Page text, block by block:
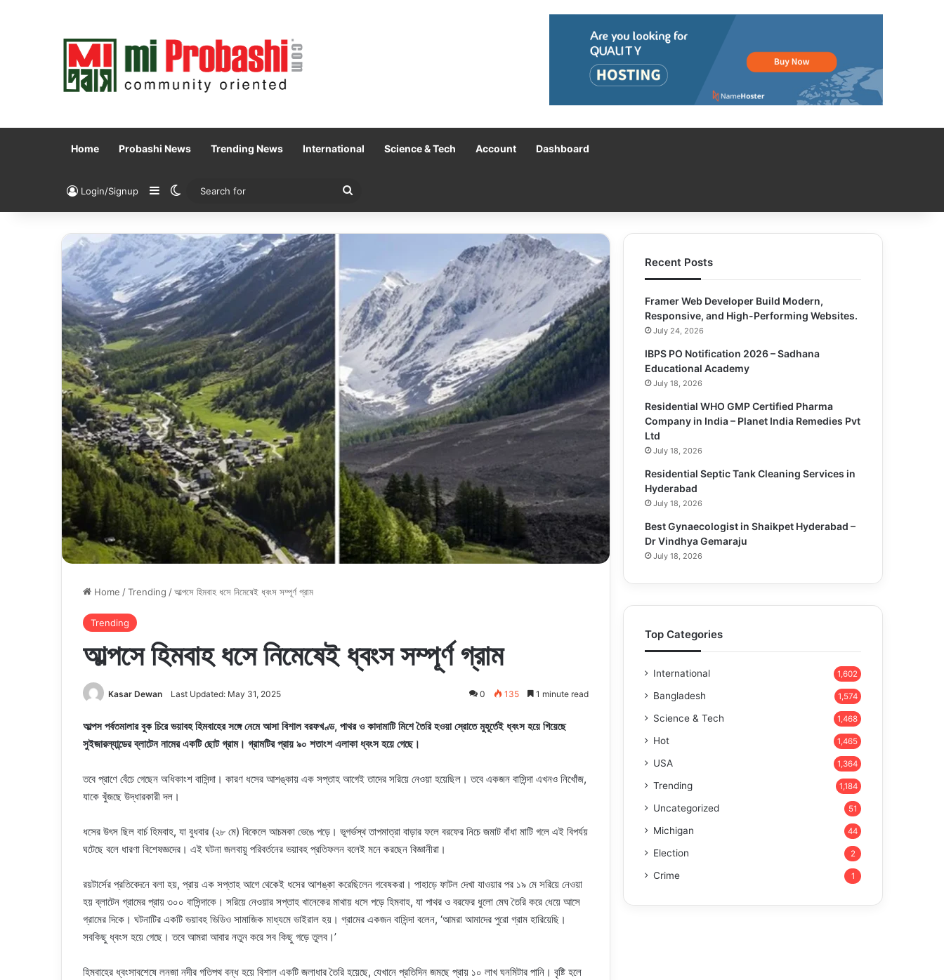
Home Probashi News Trending News International Science & Tech Account Dashboard
Login/Signup SidebarSwitch skin
Search
for
Home /Trending /আল্পসে হিমবাহ ধসে নিমেষেই ধ্বংস সম্পূর্ণ গ্রাম
Trending
আল্পসে হিমবাহ ধসে নিমেষেই ধ্বংস সম্পূর্ণ গ্রাম
Kasar Dewan Last Updated: May 31, 2025 0 135 1 minute read
আল্পস পর্বতমালার বুক চিরে ভয়াবহ হিমবাহের সঙ্গে নেমে আসা বিশাল বরফখণ্ড, পাথর ও কাদামাটি মিশে তৈরি হওয়া স্রোতে মুহূর্তেই ধ্বংস হয়ে গিয়েছে
সুইজারল্যান্ডের ব্লাটেন নামের একটি ছোট গ্রাম। গ্রামটির প্রায় ৯০ শতাংশ এলাকা ধ্বংস হয়ে গেছে।
তবে প্রাণে বেঁচে গেছেন অধিকাংশ বাসিন্দা। কারণ ধসের আশঙ্কায় এক সপ্তাহ আগেই তাদের সরিয়ে নেওয়া হয়েছিল। তবে একজন বাসিন্দা এখনও নিখোঁজ,
যাকে খুঁজছে উদ্ধারকারী দল।
ধসের উৎস ছিল বার্চ হিমবাহ, যা বুধবার (২৮ মে) বিকেলে আচমকা ভেঙে পড়ে। ভূগর্ভস্থ তাপমাত্রা বাড়ার ফলে বরফের নিচে জমাট বাঁধা মাটি গলে এই বিপর্যয়
ঘটেছে বলে ধারণা বিশেষজ্ঞদের। এই ঘটনা জলবায়ু পরিবর্তনের ভয়াবহ প্রতিফলন বলেই মনে করছেন বিজ্ঞানীরা।
রয়টার্সের প্রতিবেদনে বলা হয়, প্রায় এক সপ্তাহ আগে থেকেই ধসের আশঙ্কা করেছিলেন গবেষকরা। পাহাড়ে ফাটল দেখা যাওয়ার পর ১৯ মে সরিয়ে নেওয়া
হয় ব্লাটেন গ্রামের প্রায় ৩০০ বাসিন্দাকে। সরিয়ে নেওয়ার সপ্তাহ খানেকের মাথায় ধসে পড়ে হিমবাহ, যা পাথর ও বরফের ধুলো মেঘ তৈরি করে ধেয়ে আসে
গ্রামের দিকে। ঘটনাটির একটি ভয়াবহ ভিডিও সামাজিক মাধ্যমে ভাইরাল হয়। গ্রামের একজন বাসিন্দা বলেন, ‘আমরা আমাদের পুরো গ্রাম হারিয়েছি।
সবকিছু ধ্বংস হয়ে গেছে। তবে আমরা আবার নতুন করে সব কিছু গড়ে তুলব।’
হিমবাহের ধ্বংসাবশেষে লনজা নদীর গতিপথ বন্ধ হয়ে বিশাল একটি জলাধার তৈরি হয়েছে, যেখানে প্রতিদিন জমছে প্রায় ১০ লাখ ঘনমিটার পানি। বৃষ্টি হলে
Recent Posts
Framer Web Developer Build Modern,
Responsive, and High-Performing Websites.
July 24, 2026
IBPS PO Notification 2026 – Sadhana
Educational Academy
July 18, 2026
Residential WHO GMP Certified Pharma
Company in India – Planet India Remedies Pvt
Ltd
July 18, 2026
Residential Septic Tank Cleaning Services in
Hyderabad
July 18, 2026
Best Gynaecologist in Shaikpet Hyderabad –
Dr Vindhya Gemaraju
July 18, 2026
Top Categories
International 1,602
Bangladesh 1,574
Science & Tech 1,468
Hot 1,465
USA 1,364
Trending 1,184
Uncategorized 51
Michigan 44
Election 2
Crime 1